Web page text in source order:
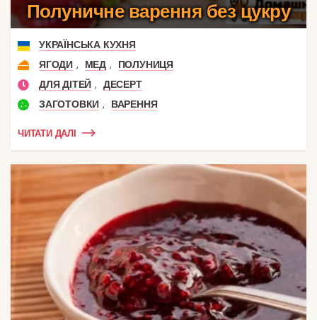
Полуничне варення без цукру
УКРАЇНСЬКА КУХНЯ
ЯГОДИ , МЕД ,
ПОЛУНИЦЯ
ДЛЯ ДІТЕЙ ,
ДЕСЕРТ
ЗАГОТОВКИ , ВАРЕННЯ
ЧИТАТИ ДАЛІ